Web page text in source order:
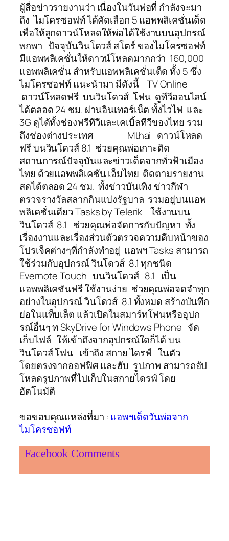
ผู้สื่อข่าวรายงานว่า เนื่องในวันพ่อที่ กำลังจะมา
ถึง ไมโครซอฟท์ ได้คัดเลือก 5 แอพพลิเคชั่นเด็ด
เพื่อให้ลูกดาวน์โหลดให้พ่อได้ใช้งานบนอุปกรณ์
พกพา ปัจจุบันวินโดวส์ สโตร์ ของไมโครซอฟท์
มีแอพพลิเคชั่นให้ดาวน์โหลดมากกว่า 160,000
แอพพลิเคชั่น สำหรับแอพพลิเคชั่นเด็ด ทั้ง 5 ซึ่ง
ไมโครซอฟท์ แนะนำมา มีดังนี้ TV Online
ดาวน์โหลดฟรี บนวินโดวส์ โฟน ดูทีวีออนไลน์
ได้ตลอด 24 ชม. ผ่านอินเทอร์เน็ต ทั้งไวไฟ และ
3G ดูได้ทั้งช่องฟรีทีวีและเคเบิ้ลทีวีของไทย รวม
ถึงช่องต่างประเทศ Mthai ดาวน์โหลด
ฟรี บนวินโดวส์ 8.1 ช่วยคุณพ่อเกาะติด
สถานการณ์ปัจจุบันและข่าวเด็ดจากทั่วฟ้าเมือง
ไทย ด้วยแอพพลิเคชัน เอ็มไทย ติดตามรายงาน
สดได้ตลอด 24 ชม. ทั้งข่าวบันเทิง ข่าวกีฬา
ตรวจรางวัลสลากกินแบ่งรัฐบาล รวมอยู่บนแอพ
พลิเคชั่นเดียว Tasks by Telerik ใช้งานบน
วินโดวส์ 8.1 ช่วยคุณพ่อจัดการกับปัญหา ทั้ง
เรื่องงานและเรื่องส่วนตัวตรวจความคืบหน้าของ
โปรเจ็คต่างๆที่กำลังทำอยู่ แอพฯ Tasks สามารถ
ใช้ร่วมกับอุปกรณ์ วินโดวส์ 8.1 ทุกชนิด
Evernote Touch บนวินโดวส์ 8.1 เป็น
แอพพลิเคชันฟรี ใช้งานง่าย ช่วยคุณพ่อจดจำทุก
อย่างในอุปกรณ์ วินโดวส์ 8.1 ทั้งหมด สร้างบันทึก
ย่อในแท็บเล็ต แล้วเปิดในสมาร์ทโฟนหรืออุปก
รณ์อื่นๆ ท SkyDrive for Windows Phone จัด
เก็บไฟล์ ให้เข้าถึงจากอุปกรณ์ใดก็ได้ บน
วินโดวส์ โฟน เข้าถึง สกาย ไดรฟ์ ในตัว
โดยตรงจากออฟฟิศ และฮับ รูปภาพ สามารถอัป
โหลดรูปภาพที่ไปเก็บในสกายไดรฟ์ โดย
อัตโนมัติ
ขอขอบคุณแหล่งที่มา : แอพฯเด็ดวันพ่อจาก
ไมโครซอฟท์
Facebook Comments